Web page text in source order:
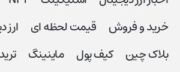
خرید و فروش
قیمت لحظه ای
ارز
بلاک‌ چین
کیف پول ماینینگ ترید